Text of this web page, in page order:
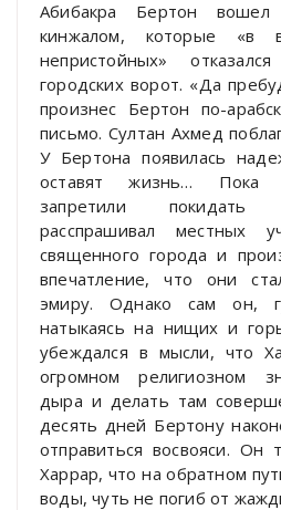
Абибакра Бертон
кинжалом, которые «в
непристойных»
городских ворот. «Да
произнес Бертон по-
письмо. Султан Ахмед
У Бертона появилась
оставят жизнь… Пока
запретили
расспрашивал местных
священного города и
впечатление, что они
эмиру. Однако сам он,
натыкаясь на нищих и
убеждался в мысли, что
огромном религиозном
дыра и делать там
десять дней Бертону
отправиться восвояси. Он
Харрар, что на обратном
воды, чуть не погиб от